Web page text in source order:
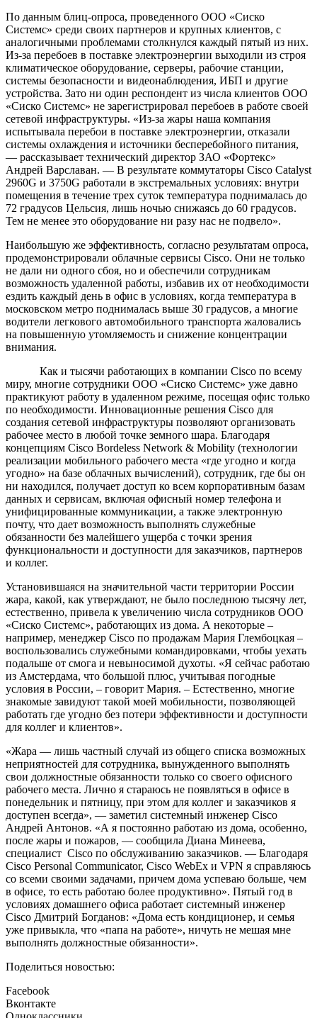
По данным блиц-опроса, проведенного ООО «Сиско
Системс» среди своих партнеров и крупных клиентов, с
аналогичными проблемами столкнулся каждый пятый из них.
Из-за перебоев в поставке электроэнергии выходили из строя
климатическое оборудование, серверы, рабочие станции,
системы безопасности и видеонаблюдения, ИБП и другие
устройства. Зато ни один респондент из числа клиентов ООО
«Сиско Системс» не зарегистрировал перебоев в работе своей
сетевой инфраструктуры. «Из-за жары наша компания
испытывала перебои в поставке электроэнергии, отказали
системы охлаждения и источники бесперебойного питания,
— рассказывает технический директор ЗАО «Фортекс»
Андрей Варславан. — В результате коммутаторы Cisco Catalyst
2960G и 3750G работали в экстремальных условиях: внутри
помещения в течение трех суток температура поднималась до
72 градусов Цельсия, лишь ночью снижаясь до 60 градусов.
Тем не менее это оборудование ни разу нас не подвело».
Наибольшую же эффективность, согласно результатам опроса,
продемонстрировали облачные сервисы Cisco. Они не только
не дали ни одного сбоя, но и обеспечили сотрудникам
возможность удаленной работы, избавив их от необходимости
ездить каждый день в офис в условиях, когда температура в
московском метро поднималась выше 30 градусов, а многие
водители легкового автомобильного транспорта жаловались
на повышенную утомляемость и снижение концентрации
внимания.
Как и тысячи работающих в компании Cisco по всему
миру, многие сотрудники ООО «Сиско Системс» уже давно
практикуют работу в удаленном режиме, посещая офис только
по необходимости. Инновационные решения Cisco для
создания сетевой инфраструктуры позволяют организовать
рабочее место в любой точке земного шара. Благодаря
концепциям Cisco Bordeless Network & Mobility (технологии
реализации мобильного рабочего места «где угодно и когда
угодно» на базе облачных вычислений), сотрудник, где бы он
ни находился, получает доступ ко всем корпоративным базам
данных и сервисам, включая офисный номер телефона и
унифицированные коммуникации, а также электронную
почту, что дает возможность выполнять служебные
обязанности без малейшего ущерба с точки зрения
функциональности и доступности для заказчиков, партнеров
и коллег.
Установившаяся на значительной части территории России
жара, какой, как утверждают, не было последнюю тысячу лет,
естественно, привела к увеличению числа сотрудников ООО
«Сиско Системс», работающих из дома. А некоторые –
например, менеджер Cisco по продажам Мария Глембоцкая –
воспользовались служебными командировками, чтобы уехать
подальше от смога и невыносимой духоты. «Я сейчас работаю
из Амстердама, что большой плюс, учитывая погодные
условия в России, – говорит Мария. – Естественно, многие
знакомые завидуют такой моей мобильности, позволяющей
работать где угодно без потери эффективности и доступности
для коллег и клиентов».
«Жара — лишь частный случай из общего списка возможных
неприятностей для сотрудника, вынужденного выполнять
свои должностные обязанности только со своего офисного
рабочего места. Лично я стараюсь не появляться в офисе в
понедельник и пятницу, при этом для коллег и заказчиков я
доступен всегда», — заметил системный инженер Cisco
Андрей Антонов. «А я постоянно работаю из дома, особенно,
после жары и пожаров, — сообщила Диана Минеева,
специалист Cisco по обслуживанию заказчиков. — Благодаря
Cisco Personal Communicator, Cisco WebEx и VPN я справляюсь
со всеми своими задачами, причем дома успеваю больше, чем
в офисе, то есть работаю более продуктивно». Пятый год в
условиях домашнего офиса работает системный инженер
Cisco Дмитрий Богданов: «Дома есть кондиционер, и семья
уже привыкла, что «папа на работе», ничуть не мешая мне
выполнять должностные обязанности».
Поделиться новостью:
Facebook
Вконтакте